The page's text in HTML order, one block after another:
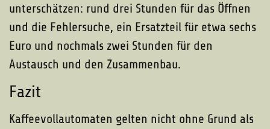
unterschätzen: rund drei Stunden für das Öffnen
und die Fehlersuche, ein Ersatzteil für etwa sechs
Euro und nochmals zwei Stunden für den
Austausch und den Zusammenbau.
Fazit
Kaffeevollautomaten gelten nicht ohne Grund als